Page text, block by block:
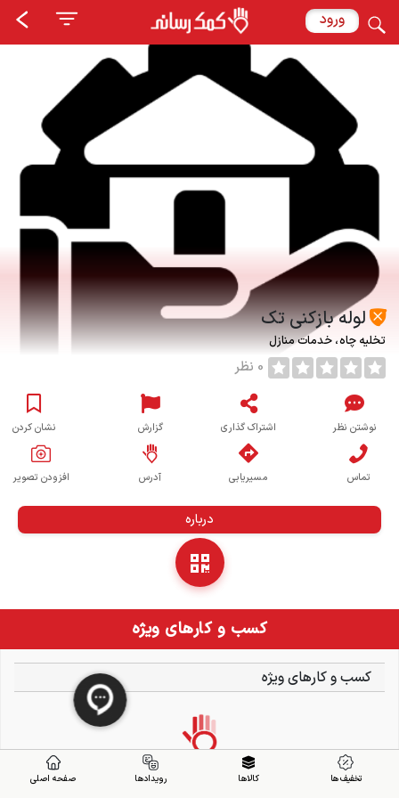
ورود
لوله بازکنی تک
تخلیه چاه خدمات منازل
0 نظر
نوشتن نظر اشتراک گذاری گزارش نشان کردن
تماس مسیریابی آدرس افزودن تصویر
درباره
کسب و کارهای ویژه
کسب و کارهای ویژه
تخفیف ها کالاها رویدادها صفحه اصلی